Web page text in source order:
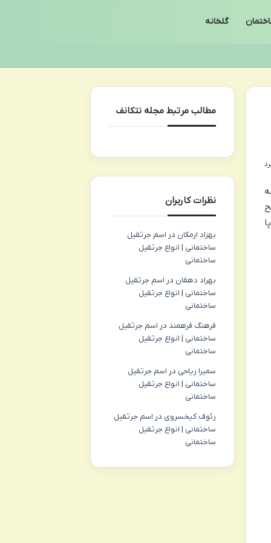
گلخانه
مطالب مرتبط مجله نتکانف
نظرات کاربران
بهزاد ارمکان در اسم جرثقیل
ساختمانی | انواع جرثقیل
ساختمانی
بهراد دهقان در اسم جرثقیل
ساختمانی | انواع جرثقیل
ساختمانی
فرهنگ فرهمند در اسم جرثقیل
ساختمانی | انواع جرثقیل
ساختمانی
سمیرا ریاحی در اسم جرثقیل
ساختمانی | انواع جرثقیل
ساختمانی
رئوف کیخسروی در اسم جرثقیل
ساختمانی | انواع جرثقیل
ساختمانی